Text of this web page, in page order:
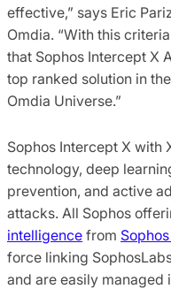
effective,” says Eric
Omdia. “With this
that Sophos Intercept X
top ranked solution in
Omdia Universe.”
Sophos Intercept X with
technology, deep
prevention, and active
attacks. All Sophos
intelligence from
force linking
and are easily managed